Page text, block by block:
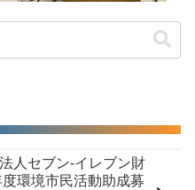
法人セブン-イレブン財
環境市民活動助成募